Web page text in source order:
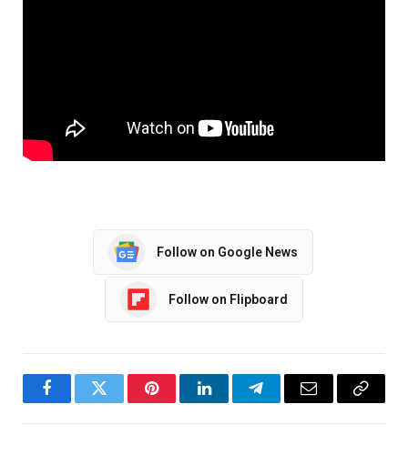
Follow on Google News
Follow on Flipboard
FacebookTwitter PinterestLinkedInTelegramEmail
Copy